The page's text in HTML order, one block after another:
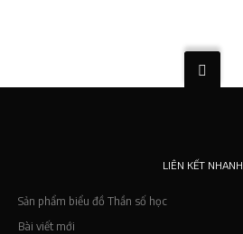
LIÊN KẾT NHANH
Sản phẩm biểu đồ Thần số học
Bài viết mới